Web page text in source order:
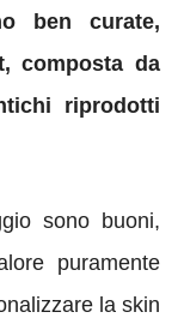
ben curate,
composta da
riprodotti
sono buoni,
puramente
la skin